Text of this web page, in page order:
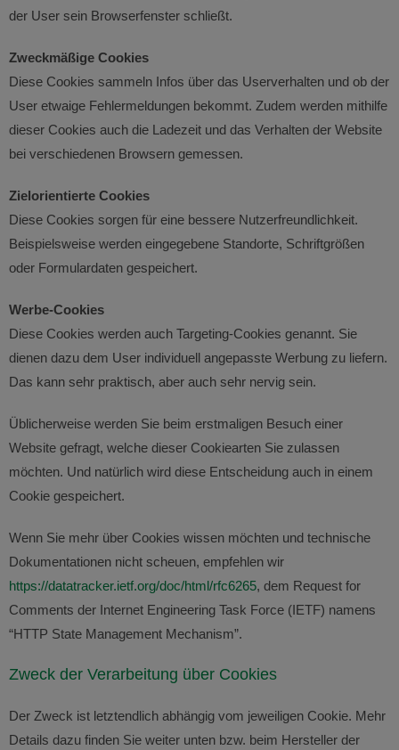
der User sein Browserfenster schließt.
Zweckmäßige Cookies
Diese Cookies sammeln Infos über das Userverhalten und ob der
User etwaige Fehlermeldungen bekommt. Zudem werden mithilfe
dieser Cookies auch die Ladezeit und das Verhalten der Website
bei verschiedenen Browsern gemessen.
Zielorientierte Cookies
Diese Cookies sorgen für eine bessere Nutzerfreundlichkeit.
Beispielsweise werden eingegebene Standorte, Schriftgrößen
oder Formulardaten gespeichert.
Werbe-Cookies
Diese Cookies werden auch Targeting-Cookies genannt. Sie
dienen dazu dem User individuell angepasste Werbung zu liefern.
Das kann sehr praktisch, aber auch sehr nervig sein.
Üblicherweise werden Sie beim erstmaligen Besuch einer
Website gefragt, welche dieser Cookiearten Sie zulassen
möchten. Und natürlich wird diese Entscheidung auch in einem
Cookie gespeichert.
Wenn Sie mehr über Cookies wissen möchten und technische
Dokumentationen nicht scheuen, empfehlen wir
https://datatracker.ietf.org/doc/html/rfc6265, dem Request for
Comments der Internet Engineering Task Force (IETF) namens
“HTTP State Management Mechanism”.
Zweck der Verarbeitung über Cookies
Der Zweck ist letztendlich abhängig vom jeweiligen Cookie. Mehr
Details dazu finden Sie weiter unten bzw. beim Hersteller der